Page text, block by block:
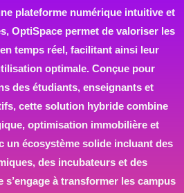
plateforme numérique intuitive et
OptiSpace permet de valoriser les
temps réel, facilitant ainsi leur
optimale. Conçue pour
des étudiants, enseignants et
cette solution hybride combine
optimisation immobilière et
un écosystème solide incluant des
des incubateurs et des
à transformer les campus